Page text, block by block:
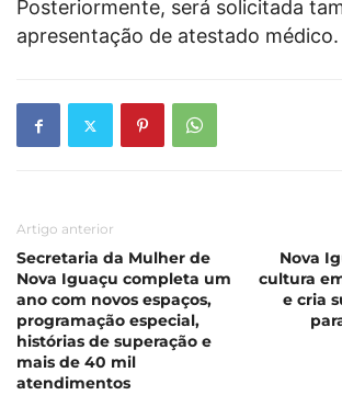
Posteriormente, será solicitada
apresentação de atestado médico.
Artigo anterior
Secretaria da Mulher de
Nova Iguaçu completa um
ano com novos espaços,
programação especial,
histórias de superação e
mais de 40 mil
atendimentos
Nova
cultura
e cria